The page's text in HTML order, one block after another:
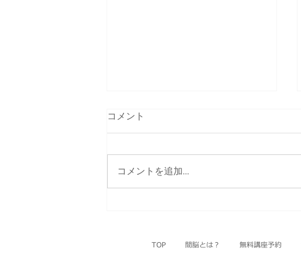
Handout_107
コメント
コメントを追加…
TOP 間脳とは？ 無料講座予約